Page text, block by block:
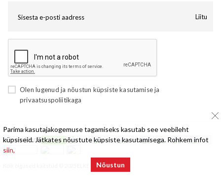
Liitu
Olen lugenud ja nõustun küpsiste kasutamiseja
privaatsuspoliitikaga
Kõik õigused kaitstud © 2025 ELKE Mööbel
Parima kasutajakogemuse tagamiseks kasutab see veebileht
küpsiseid. Jätkates nõustute küpsiste kasutamisega. Rohkem infot
siin,
Nõustun